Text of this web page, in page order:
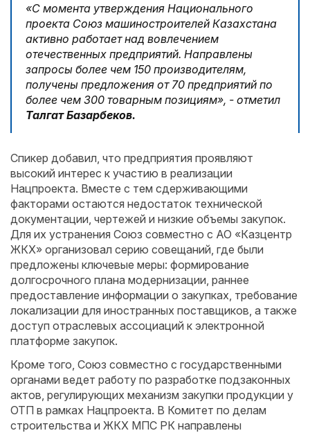
«С момента утверждения Национального
проекта Союз машиностроителей Казахстана
активно работает над вовлечением
отечественных предприятий. Направлены
запросы более чем 150 производителям,
получены предложения от 70 предприятий по
более чем 300 товарным позициям», - отметил
Талгат Базарбеков.
Спикер добавил, что предприятия проявляют
высокий интерес к участию в реализации
Нацпроекта. Вместе с тем сдерживающими
факторами остаются недостаток технической
документации, чертежей и низкие объемы закупок.
Для их устранения Союз совместно с АО «Казцентр
ЖКХ» организовал серию совещаний, где были
предложены ключевые меры: формирование
долгосрочного плана модернизации, раннее
предоставление информации о закупках, требование
локализации для иностранных поставщиков, а также
доступ отраслевых ассоциаций к электронной
платформе закупок.
Кроме того, Союз совместно с государственными
органами ведет работу по разработке подзаконных
актов, регулирующих механизм закупки продукции у
ОТП в рамках Нацпроекта. В Комитет по делам
строительства и ЖКХ МПС РК направлены